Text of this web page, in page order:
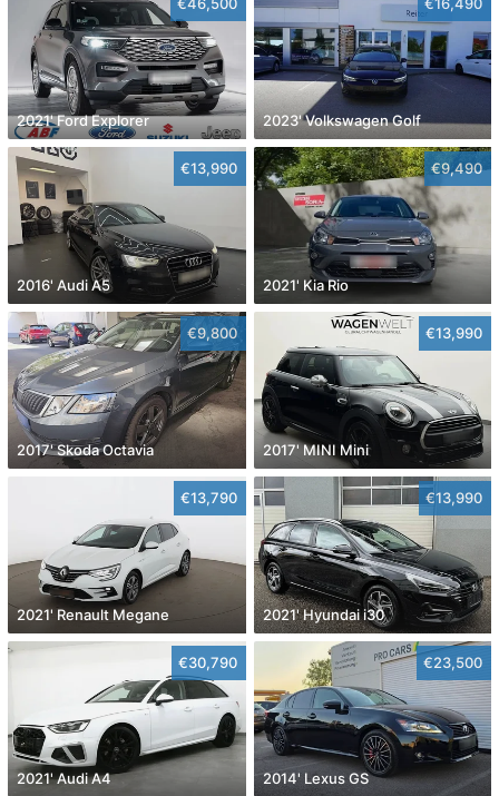
2021' Ford Explorer 2023' Volkswagen Golf
€13,990
2016' Audi A5
€9,490
2021' Kia Rio
€9,800
2017' Skoda Octavia
€13,990
2017' MINI Mini
€13,790
2021' Renault Megane
€13,990
2021' Hyundai i30
€30,790
2021' Audi A4
€23,500
2014' Lexus GS